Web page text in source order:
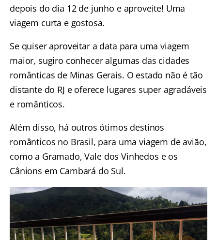
depois do dia 12 de junho e aproveite! Uma
viagem curta e gostosa.
Se quiser aproveitar a data para uma viagem
maior, sugiro conhecer algumas das cidades
românticas de Minas Gerais. O estado não é tão
distante do RJ e oferece lugares super agradáveis
e românticos.
Além disso, há outros ótimos destinos
românticos no Brasil, para uma viagem de avião,
como a Gramado,Vale dos Vinhedos e os
Cânions em Cambará do Sul.